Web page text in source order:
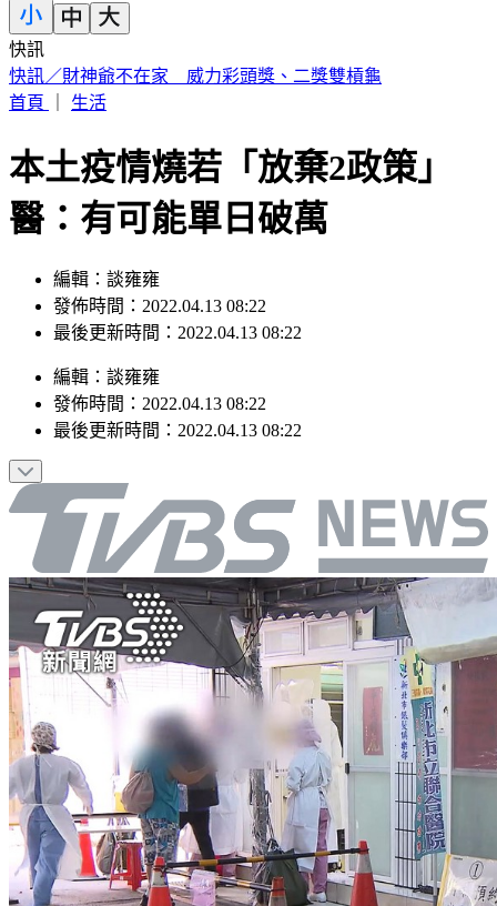
快訊
中國出入境新規將上路 陸委會曝「這類人」最危險
首頁
生活
本土疫情燒若「放棄2政策」
醫：有可能單日破萬
編輯：談雍雍
發佈時間：2022.04.13 08:22
最後更新時間：2022.04.13 08:22
編輯 ： 談雍雍
發佈時間： 2022.04.13 08:22
最後更新時間： 2022.04.13 08:22